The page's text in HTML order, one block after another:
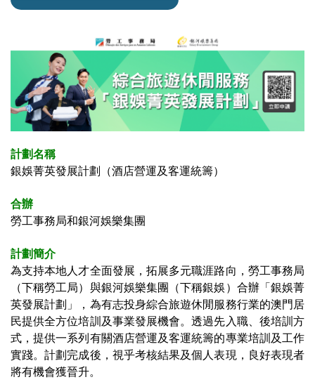
計劃名稱
銀娛菁英發展計劃（酒店營運及客運統籌）
合辦
勞工事務局和銀河娛樂集團
計劃簡介
為支持本地人才全面發展，拓展多元職涯路向，勞工事務局
（下稱勞工局）與銀河娛樂集團（下稱銀娛）合辦「銀娛菁
英發展計劃」，為有志投身綜合旅遊休閒服務行業的澳門居
民提供全方位培訓及事業發展機會。透過先入職、後培訓方
式，提供一系列有關酒店營運及客運統籌的專業培訓及工作
實踐。計劃完成後，視乎考核結果及個人表現，良好表現者
將有機會獲晉升。